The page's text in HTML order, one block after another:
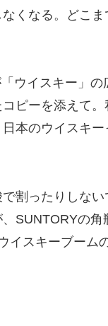
くなる。どこ
ウイスキー」
ピーを添えて
本のウイスキー
割ったりしな
SUNTORYの
スキーブーム